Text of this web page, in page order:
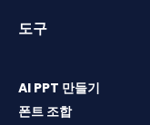
도구
AI PPT 만들기
폰트 조합